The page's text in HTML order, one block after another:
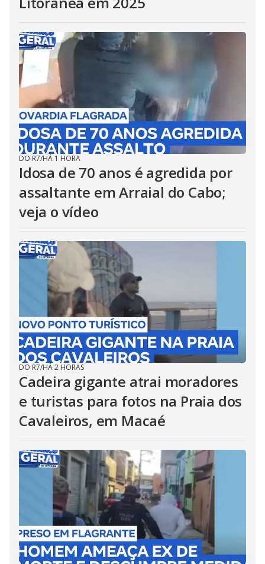
DO R7/HÁ 1 HORA
Idosa de 70 anos é agredida por
assaltante em Arraial do Cabo;
veja o vídeo
DO R7/HÁ 2 HORAS
Cadeira gigante atrai moradores
e turistas para fotos na Praia dos
Cavaleiros, em Macaé